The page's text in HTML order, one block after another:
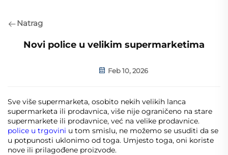
Natrag
Novi police u velikim supermarketima
Feb 10, 2026
Sve više supermarketa, osobito nekih velikih lanca
supermarketa ili prodavnica, više nije ograničeno na stare
supermarkete ili prodavnice, već na velike prodavnice.
police u trgovini u tom smislu, ne možemo se usuditi da se
u potpunosti uklonimo od toga. Umjesto toga, oni koriste
nove ili prilagođene proizvode.